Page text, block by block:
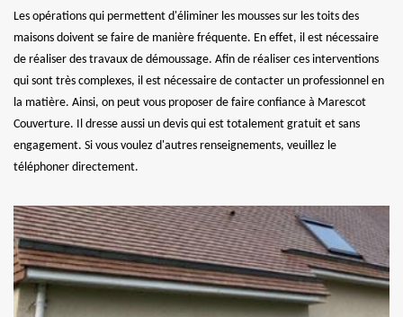
Les opérations qui permettent d'éliminer les mousses sur les toits des
maisons doivent se faire de manière fréquente. En effet, il est nécessaire
de réaliser des travaux de démoussage. Afin de réaliser ces interventions
qui sont très complexes, il est nécessaire de contacter un professionnel en
la matière. Ainsi, on peut vous proposer de faire confiance à Marescot
Couverture. Il dresse aussi un devis qui est totalement gratuit et sans
engagement. Si vous voulez d'autres renseignements, veuillez le
téléphoner directement.